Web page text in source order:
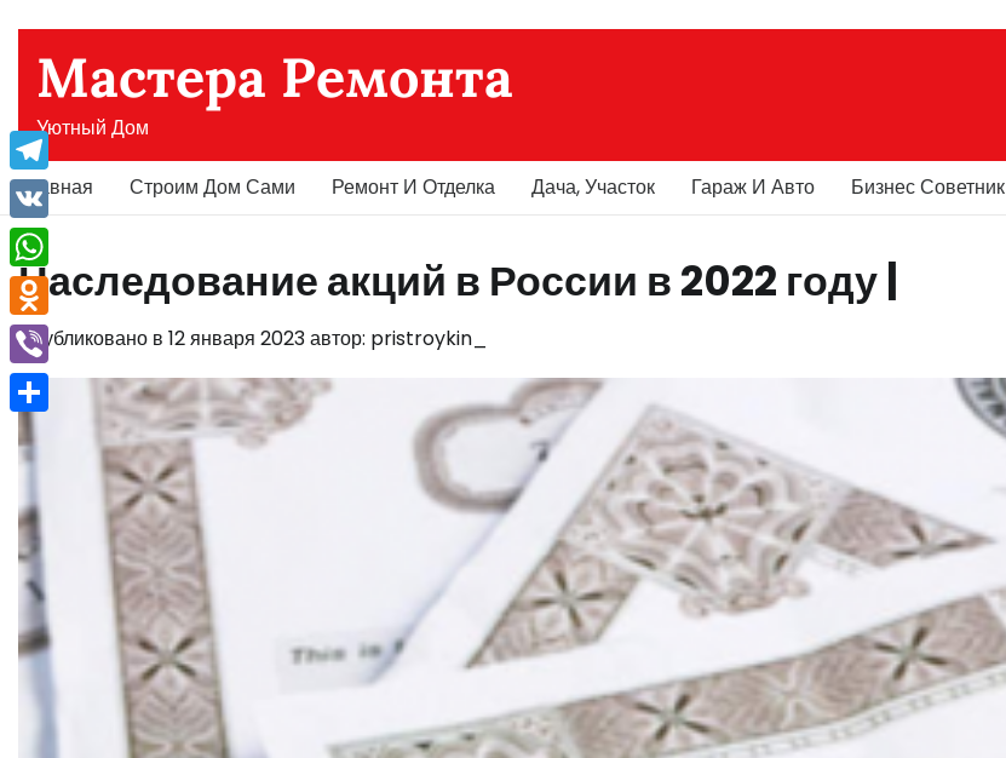
содержимому
Мастера Ремонта
Уютный Дом
Главная Строим Дом Сами Ремонт И Отделка Дача, Участок Гараж И Авто Бизнес Советник
Наследование акций в России в 2022 году |
Опубликовано в 12 января 2023автор: pristroykin_
Telegram
VK
WhatsApp
Odnoklassniki
Viber